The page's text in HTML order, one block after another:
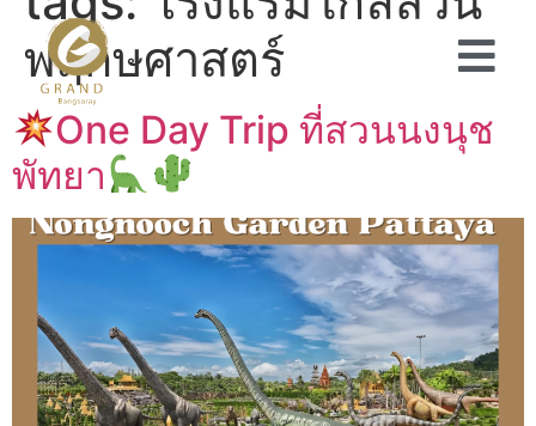
พฤกษศาสตร์
One Day Trip ที่สวนนงนุช
พัทยา